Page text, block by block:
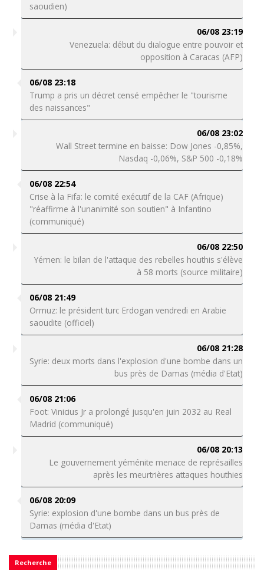
saoudien)
06/08 23:19
Venezuela: début du dialogue entre pouvoir et
opposition à Caracas (AFP)
06/08 23:18
Trump a pris un décret censé empêcher le "tourisme
des naissances"
06/08 23:02
Wall Street termine en baisse: Dow Jones -0,85%,
Nasdaq -0,06%, S&P 500 -0,18%
06/08 22:54
Crise à la Fifa: le comité exécutif de la CAF (Afrique)
"réaffirme à l'unanimité son soutien" à Infantino
(communiqué)
06/08 22:50
Yémen: le bilan de l'attaque des rebelles houthis s'élève
à 58 morts (source militaire)
06/08 21:49
Ormuz: le président turc Erdogan vendredi en Arabie
saoudite (officiel)
06/08 21:28
Syrie: deux morts dans l'explosion d'une bombe dans un
bus près de Damas (média d'Etat)
06/08 21:06
Foot: Vinicius Jr a prolongé jusqu'en juin 2032 au Real
Madrid (communiqué)
06/08 20:13
Le gouvernement yéménite menace de représailles
après les meurtrières attaques houthies
06/08 20:09
Syrie: explosion d'une bombe dans un bus près de
Damas (média d'Etat)
Recherche